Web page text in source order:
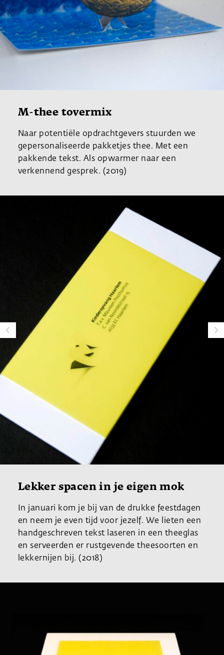
M-thee tovermix
Naar potentiële opdrachtgevers stuurden we
gepersonaliseerde pakketjes thee. Met een
pakkende tekst. Als opwarmer naar een
verkennend gesprek. (2019)
Lekker spacen in je eigen mok
In januari kom je bij van de drukke feestdagen
en neem je even tijd voor jezelf. We lieten een
handgeschreven tekst laseren in een theeglas
en serveerden er rustgevende theesoorten en
lekkernijen bij. (2018)